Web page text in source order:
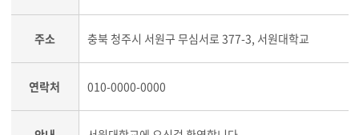
주소 충북 청주시 서원구 무심서로 377-3, 서원대학교
연락처 010-0000-0000